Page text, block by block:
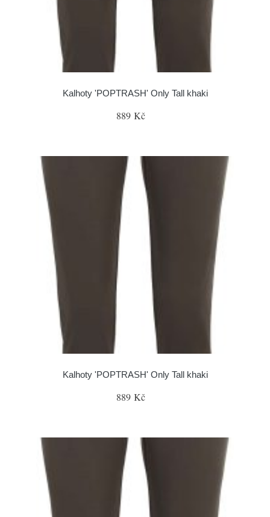
Kalhoty 'POPTRASH' Only Tall khaki
889 Kč
Kalhoty 'POPTRASH' Only Tall khaki
889 Kč